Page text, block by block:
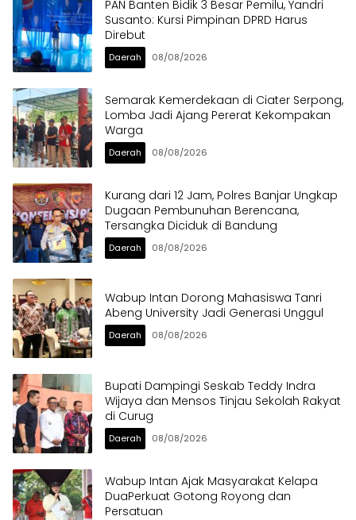
PAN Banten Bidik 3 Besar Pemilu, Yandri
Susanto: Kursi Pimpinan DPRD Harus
Direbut
Daerah 08/08/2026
Semarak Kemerdekaan di Ciater Serpong,
Lomba Jadi Ajang Pererat Kekompakan
Warga
Daerah 08/08/2026
Kurang dari 12 Jam, Polres Banjar Ungkap
Dugaan Pembunuhan Berencana,
Tersangka Diciduk di Bandung
Daerah 08/08/2026
Wabup Intan Dorong Mahasiswa Tanri
Abeng University Jadi Generasi Unggul
Daerah 08/08/2026
Bupati Dampingi Seskab Teddy Indra
Wijaya dan Mensos Tinjau Sekolah Rakyat
di Curug
Daerah 08/08/2026
Wabup Intan Ajak Masyarakat Kelapa
DuaPerkuat Gotong Royong dan
Persatuan